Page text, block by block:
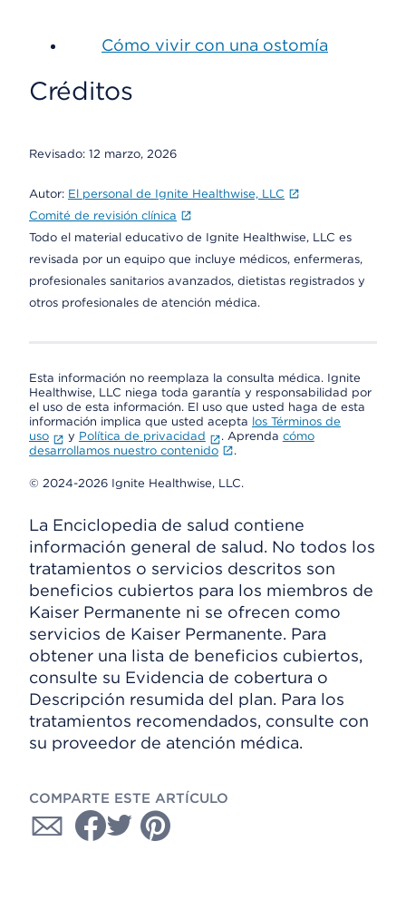
Cómo vivir con una ostomía
Créditos
Revisado: 12 marzo, 2026
Autor: El personal de Ignite Healthwise, LLC
Comité de revisión clínica
Todo el material educativo de Ignite Healthwise, LLC es
revisada por un equipo que incluye médicos, enfermeras,
profesionales sanitarios avanzados, dietistas registrados y
otros profesionales de atención médica.
Esta información no reemplaza la consulta médica. Ignite
Healthwise, LLC niega toda garantía y responsabilidad por
el uso de esta información. El uso que usted haga de esta
información implica que usted acepta los Términos de
uso
y Política de privacidad . Aprenda cómo
desarrollamos nuestro contenido
.
© 2024-2026 Ignite Healthwise, LLC.
La Enciclopedia de salud contiene
información general de salud. No todos los
tratamientos o servicios descritos son
beneficios cubiertos para los miembros de
Kaiser Permanente ni se ofrecen como
servicios de Kaiser Permanente. Para
obtener una lista de beneficios cubiertos,
consulte su Evidencia de cobertura o
Descripción resumida del plan. Para los
tratamientos recomendados, consulte con
su proveedor de atención médica.
COMPARTE ESTE ARTÍCULO